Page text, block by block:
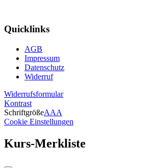
Quicklinks
AGB
Impressum
Datenschutz
Widerruf
Widerrufsformular
Kontrast
SchriftgrößeAAA
Cookie Einstellungen
Kurs-Merkliste